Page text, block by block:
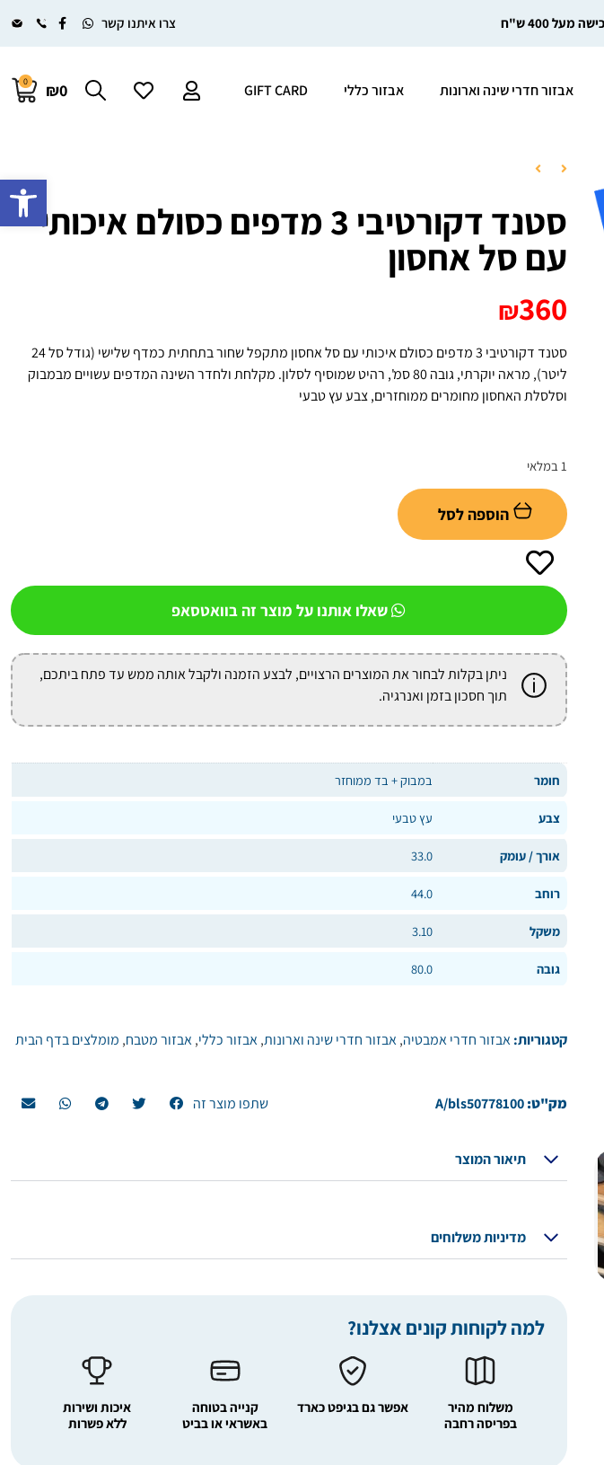
פתח
400 ש"ח צרו איתנו קשר
אבזור חדרי שינה וארונות אבזור כללי GIFT CARD
0 ₪0
סטנד דקורטיבי 3 מדפים כסולם איכותי
עם סל אחסון
₪360
סטנד דקורטיבי 3 מדפים כסולם איכותי עם סל אחסון מתקפל שחור בתחתית כמדף שלישי (גודל סל 24
ליטר), מראה יוקרתי, גובה 80 סמ', רהיט שמוסיף לסלון. מקלחת ולחדר השינה המדפים עשויים מבמבוק
וסלסלת האחסון מחומרים ממוחזרים, צבע עץ טבעי
1 במלאי
הוספה לסל
שאלו אותנו על מוצר זה בוואטסאפ
ניתן בקלות לבחור את המוצרים הרצויים, לבצע הזמנה ולקבל אותה ממש עד פתח ביתכם,
תוך חסכון בזמן ואנרגיה.
חומר במבוק + בד ממוחזר
צבע עץ טבעי
אורך / עומק 33.0
רוחב 44.0
משקל 3.10
גובה 80.0
קטגוריות:אבזור חדרי אמבטיה, אבזור חדרי שינה וארונות, אבזור כללי, אבזור מטבח, מומלצים בדף הבית
מק"ט:A/bls50778100 שתפו מוצר זה
תיאור המוצר
מדיניות משלוחים
למה לקוחות קונים אצלנו?
משלוח מהיר
בפריסה רחבה
אפשר גם בגיפט כארד
קנייה בטוחה
באשראי או בביט
איכות ושירות
ללא פשרות